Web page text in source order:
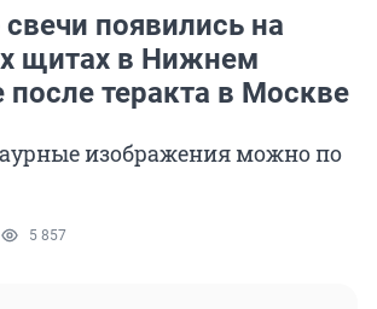
появились на
щитах в Нижнем
после теракта в Москве
изображения можно по
5 857